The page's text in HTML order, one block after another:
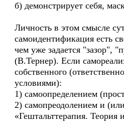
б) демонстрирует себя,
Личность в этом смысле
самоидентификация есть
чем уже задается "зазор",
(В.Тернер). Если
собственного
условиями):
1) самоопределением
2) самопреодолением и
«Гештальттерапия.